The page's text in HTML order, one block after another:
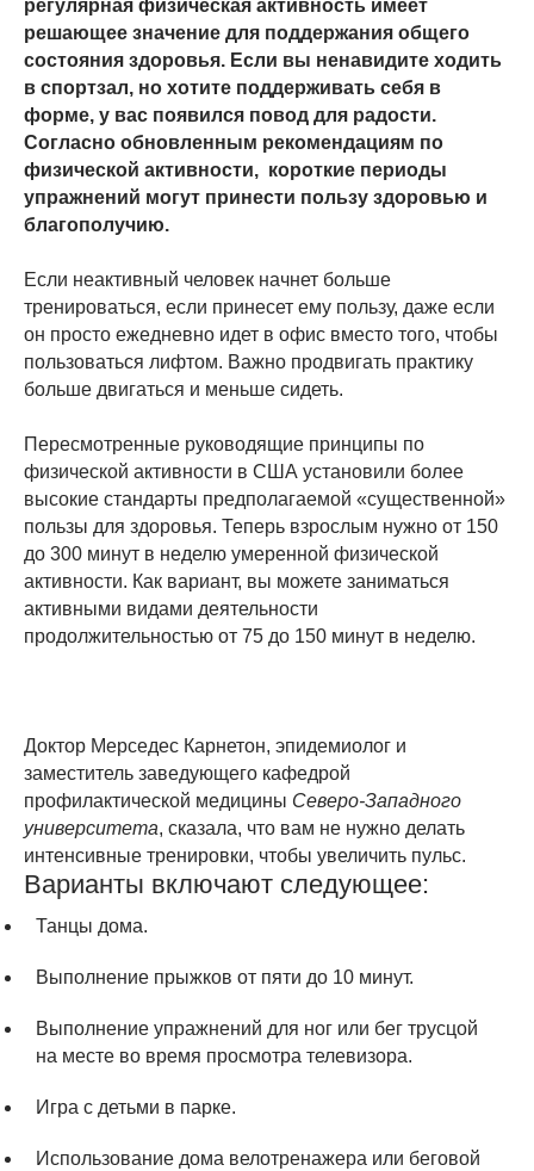
регулярная физическая активность имеет
решающее значение для поддержания общего
состояния здоровья. Если вы ненавидите ходить
в спортзал, но хотите поддерживать себя в
форме, у вас появился повод для радости.
Согласно обновленным рекомендациям по
физической активности, короткие периоды
упражнений могут принести пользу здоровью и
благополучию.
Если неактивный человек начнет больше
тренироваться, если принесет ему пользу, даже если
он просто ежедневно идет в офис вместо того, чтобы
пользоваться лифтом. Важно продвигать практику
больше двигаться и меньше сидеть.
Пересмотренные руководящие принципы по
физической активности в США установили более
высокие стандарты предполагаемой «существенной»
пользы для здоровья. Теперь взрослым нужно от 150
до 300 минут в неделю умеренной физической
активности. Как вариант, вы можете заниматься
активными видами деятельности
продолжительностью от 75 до 150 минут в неделю.
Доктор Мерседес Карнетон, эпидемиолог и
заместитель заведующего кафедрой
профилактической медицины Северо-Западного
университета, сказала, что вам не нужно делать
интенсивные тренировки, чтобы увеличить пульс.
Варианты включают следующее:
Танцы дома.
Выполнение прыжков от пяти до 10 минут.
Выполнение упражнений для ног или бег трусцой
на месте во время просмотра телевизора.
Игра с детьми в парке.
Использование дома велотренажера или беговой